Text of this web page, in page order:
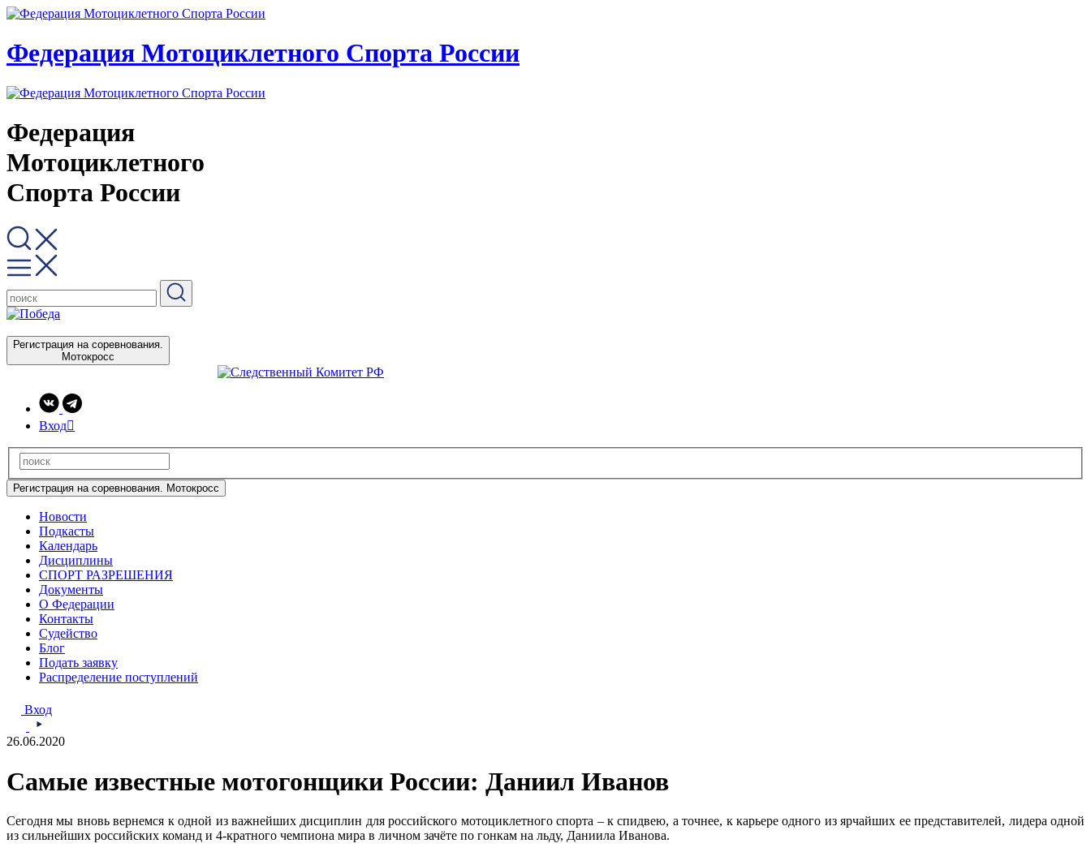
Федерация Мотоциклетного Спорта России
Федерация
Мотоциклетного
Спорта России
Регистрация на соревнования.
Мотокросс
Вход
Регистрация на соревнования. Мотокросс
Новости
Подкасты
Календарь
Дисциплины
СПОРТ РАЗРЕШЕНИЯ
Документы
О Федерации
Контакты
Судейство
Блог
Подать заявку
Распределение поступлений
Вход
26.06.2020
Самые известные мотогонщики России: Даниил Иванов
Сегодня мы вновь вернемся к одной из важнейших дисциплин для российского мотоциклетного спорта – к спидвею, а точнее, к карьере одного из ярчайших ее представителей, лидера одной
из сильнейших российских команд и 4-кратного чемпиона мира в личном зачёте по гонкам на льду, Даниила Иванова.